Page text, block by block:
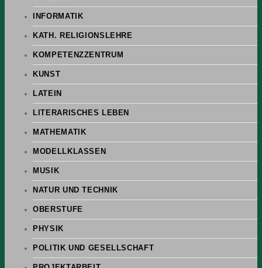
INFORMATIK
KATH. RELIGIONSLEHRE
KOMPETENZZENTRUM
KUNST
LATEIN
LITERARISCHES LEBEN
MATHEMATIK
MODELLKLASSEN
MUSIK
NATUR UND TECHNIK
OBERSTUFE
PHYSIK
POLITIK UND GESELLSCHAFT